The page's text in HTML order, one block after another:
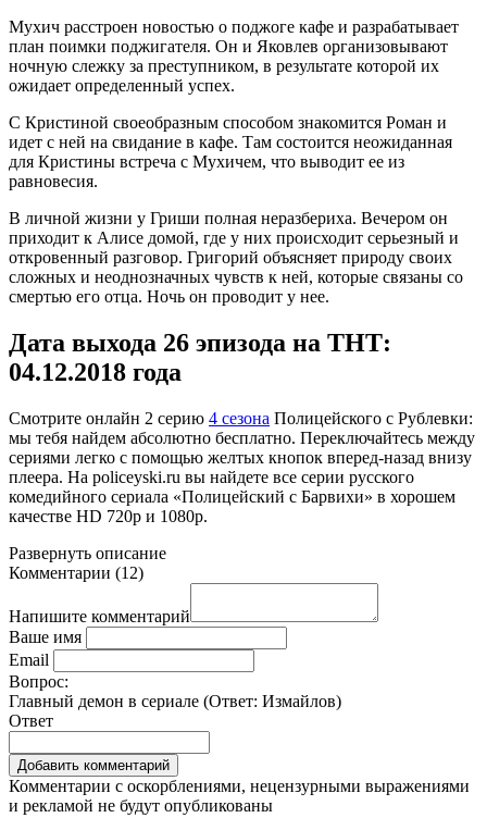
Мухич расстроен новостью о поджоге кафе и разрабатывает
план поимки поджигателя. Он и Яковлев организовывают
ночную слежку за преступником, в результате которой их
ожидает определенный успех.
С Кристиной своеобразным способом знакомится Роман и
идет с ней на свидание в кафе. Там состоится неожиданная
для Кристины встреча с Мухичем, что выводит ее из
равновесия.
В личной жизни у Гриши полная неразбериха. Вечером он
приходит к Алисе домой, где у них происходит серьезный и
откровенный разговор. Григорий объясняет природу своих
сложных и неоднозначных чувств к ней, которые связаны со
смертью его отца. Ночь он проводит у нее.
Дата выхода 26 эпизода на ТНТ:
04.12.2018 года
Смотрите онлайн 2 серию 4 сезона Полицейского с Рублевки:
мы тебя найдем абсолютно бесплатно. Переключайтесь между
сериями легко с помощью желтых кнопок вперед-назад внизу
плеера. На policeyski.ru вы найдете все серии русского
комедийного сериала «Полицейский с Барвихи» в хорошем
качестве HD 720p и 1080p.
Развернуть описание
Комментарии (12)
Напишите комментарий
Ваше имя
Email
Вопрос:
Главный демон в сериале (Ответ: Измайлов)
Ответ
Комментарии с оскорблениями, нецензурными выражениями
и рекламой не будут опубликованы